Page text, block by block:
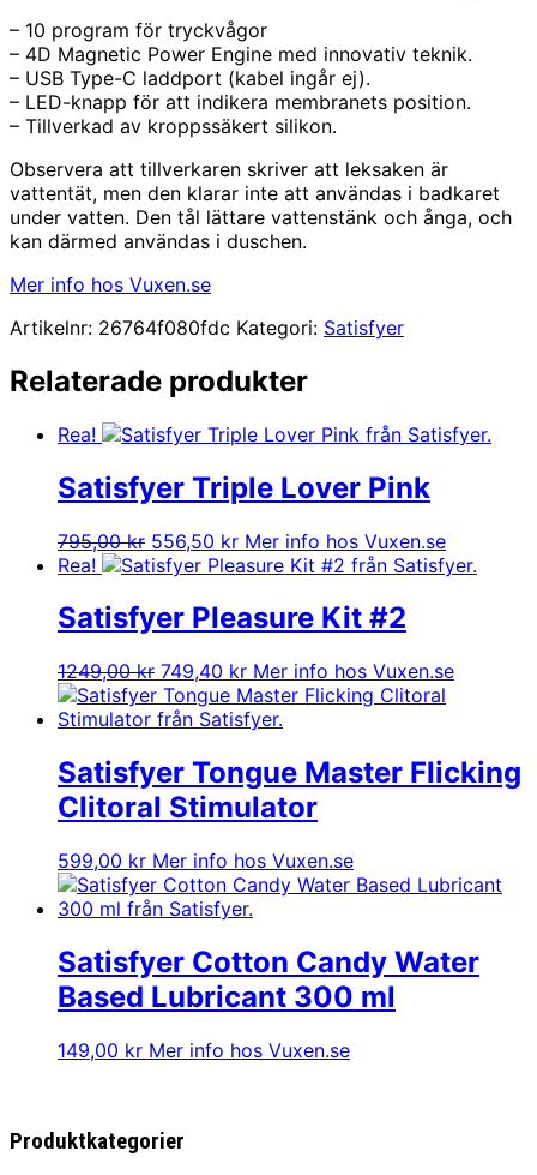
– 10 program för tryckvågor
– 4D Magnetic Power Engine med innovativ teknik.
– USB Type-C laddport (kabel ingår ej).
– LED-knapp för att indikera membranets position.
– Tillverkad av kroppssäkert silikon.
Observera att tillverkaren skriver att leksaken är
vattentät, men den klarar inte att användas i badkaret
under vatten. Den tål lättare vattenstänk och ånga, och
kan därmed användas i duschen.
Mer info hos Vuxen.se
Artikelnr: 26764f080fdc Kategori: Satisfyer
Relaterade produkter
Rea!
Satisfyer Triple Lover Pink
795,00kr Det
ursprungliga
var:
795,00 kr.
556,50 krDet
nuvarande
är:
556,50 kr.
Mer info hos Vuxen.se
Rea!
Satisfyer Pleasure Kit #2
1249,00kr Det
ursprungliga
priset
1249,00 kr.
749,40 krDet
nuvarande
priset
749,40 kr.
Mer info hos Vuxen.se
Satisfyer Tongue Master Flicking
Clitoral Stimulator
599,00 kr Mer info hos Vuxen.se
Satisfyer Cotton Candy Water
Based Lubricant 300 ml
149,00 kr Mer info hos Vuxen.se
Produktkategorier